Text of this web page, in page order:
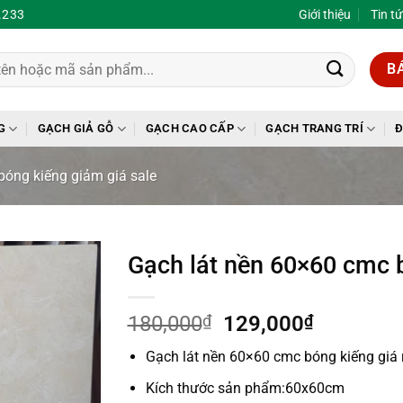
Giới thiệu Tin
GẠCH GIẢ GỖ GẠCH CAO CẤP GẠCH TRANG TRÍ
kiếng giảm giá sale
Gạch lát nền 60×60 cmc
180,000₫
Giá
gốc
là:
180,000₫.
129,000₫Giá
hiện
tại
là:
Gạch lát nền 60×60 cmc bóng kiếng giá
Kích thước sản phẩm:60x60cm